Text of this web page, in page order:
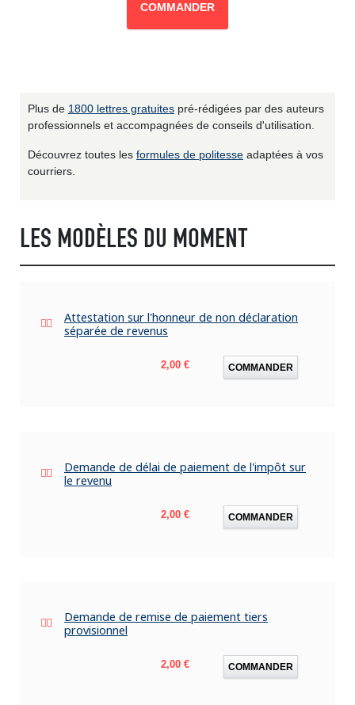
COMMANDER
Plus de 1800 lettres gratuites pré-rédigées par des auteurs
professionnels et accompagnées de conseils d'utilisation.
Découvrez toutes les formules de politesse adaptées à vos
courriers.
LES MODÈLES DU MOMENT
Attestation sur l'honneur de non déclaration
séparée de revenus
Prix
2,00 € COMMANDER
Demande de délai de paiement de l'impôt sur
le revenu
Prix
2,00 € COMMANDER
Demande de remise de paiement tiers
provisionnel
Prix
2,00 € COMMANDER